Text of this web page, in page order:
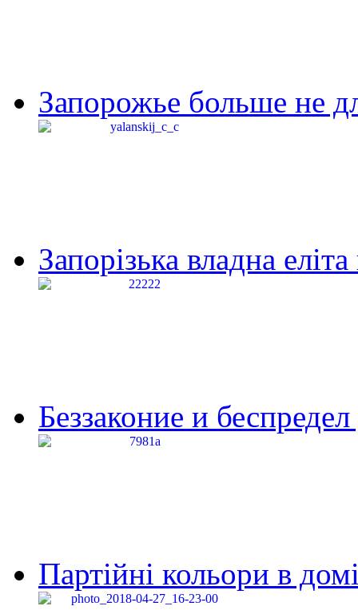
Запорожье больше не
Запорізька владна
Беззаконие и
Партійні кольори в